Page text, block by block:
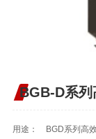
BGB-D系
用途： BGD系列高